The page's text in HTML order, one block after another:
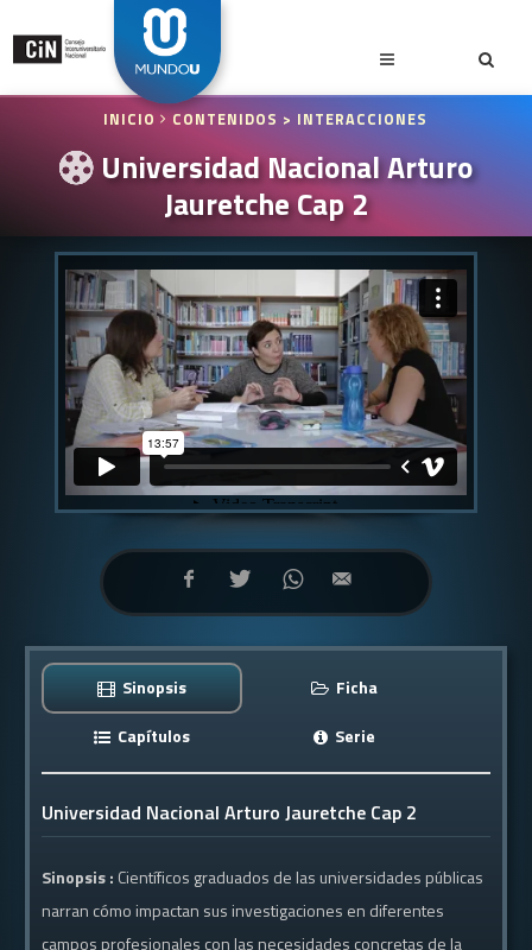
INICIO CONTENIDOS > INTERACCIONES
Universidad Nacional Arturo
Jauretche Cap 2
Sinopsis
Ficha
Capítulos
Serie
Universidad Nacional Arturo Jauretche Cap 2
Sinopsis : Científicos graduados de las universidades públicas
narran cómo impactan sus investigaciones en diferentes
campos profesionales con las necesidades concretas de la